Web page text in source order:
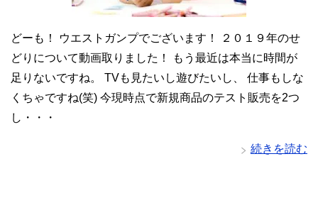
どーも！ ウエストガンプでございます！ ２０１９年のせ
どりについて動画取りました！ もう最近は本当に時間が
足りないですね。 TVも見たいし遊びたいし、 仕事もしな
くちゃですね(笑) 今現時点で新規商品のテスト販売を2つ
し・・・
続きを読む